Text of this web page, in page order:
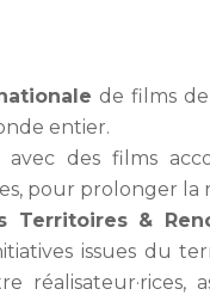
de films
entier.
avec des films
pour prolonger la
Territoires &
issues du
réalisateur·rices,